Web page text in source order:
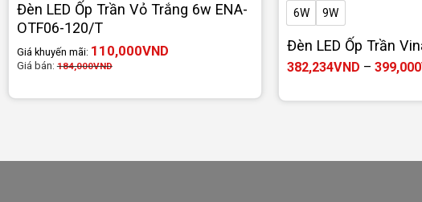
Đèn LED Ốp Trần Vỏ Trắng 6w ENA-
OTF06-120/T
Giá khuyến mãi: 110,000VND
Giá bán:184,000VND
6W 9W
Đèn LED Ốp Trần
382,234VND – 399,000